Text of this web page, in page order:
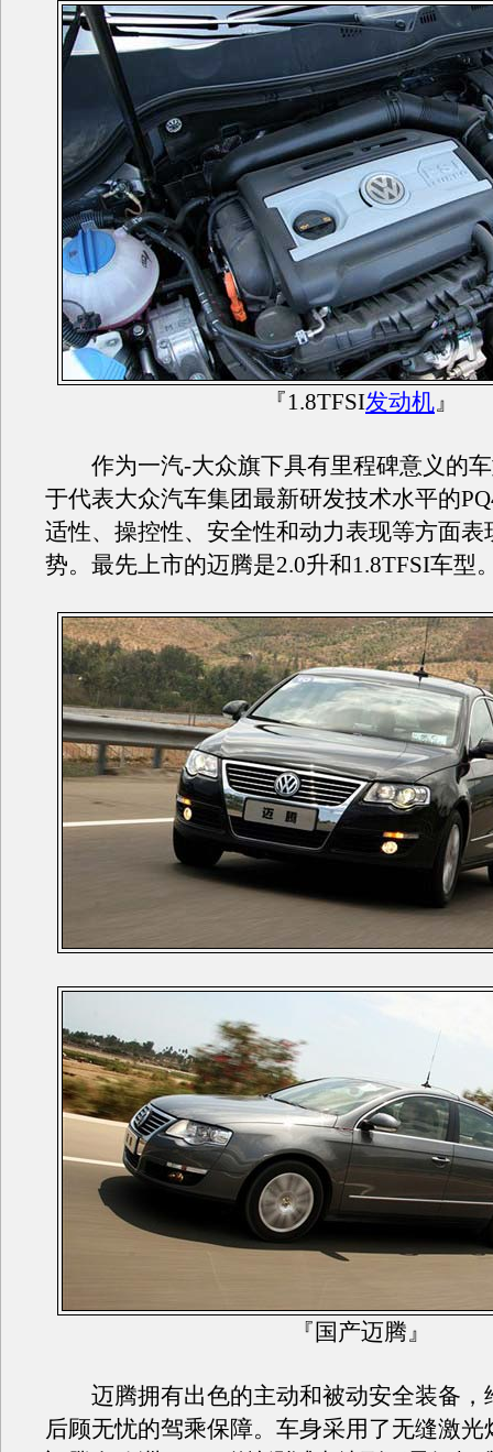
『1.8TFSI发动机』
作为一汽-大众旗下具有里程碑意义的车
于代表大众汽车集团最新研发技术水平的
适性、操控性、安全性和动力表现等方面表
势。最先上市的迈腾是2.0升和1.8TFSI车型
『国产迈腾』
迈腾拥有出色的主动和被动安全装备，
后顾无忧的驾乘保障。车身采用了无缝激光